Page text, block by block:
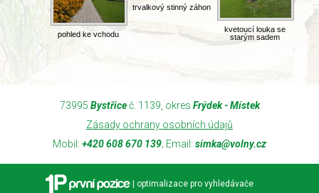
pohled ke vchodu
trvalkový stinný záhon
kvetoucí louka se
starým sadem
73995 Bystřiceč. 1139, okres Frýdek - Místek
Zásady ochrany osobních údajů
Mobil: +420 608 670 139; Email: simka@volny.cz
| optimalizace pro vyhledávače